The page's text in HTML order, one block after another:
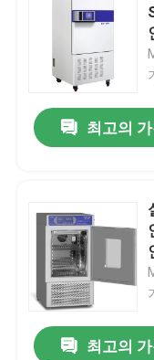
최고의
최고의